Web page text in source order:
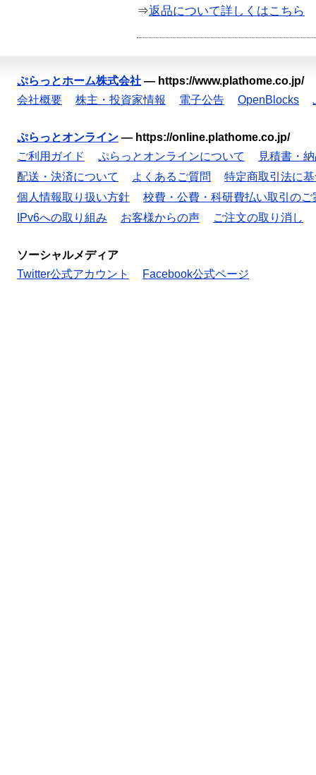
⇒返品について詳しくはこちら
ぷらっとホーム株式会社 — https://www.plathome.co.jp/
会社概要
株主・投資家情報 電子公告 OpenBlocks
ぷらっとオンライン — https://online.plathome.co.jp/
ご利用ガイド
ぷらっとオンラインについて
見積書・
配送・決済について
よくあるご質問
特定商取引法に
個人情報取り扱い方針
校費・公費・科研費払い取引のご
IPv6への取り組み
お客様からの声 ご注文の取り消し
ソーシャルメディア
Twitter公式アカウント
Facebook公式ページ